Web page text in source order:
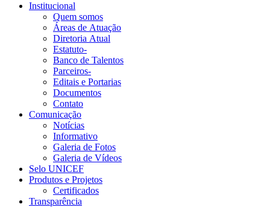
Institucional
Quem somos
Áreas de Atuação
Diretoria Atual
Estatuto-
Banco de Talentos
Parceiros-
Editais e Portarias
Documentos
Contato
Comunicação
Notícias
Informativo
Galeria de Fotos
Galeria de Vídeos
Selo UNICEF
Produtos e Projetos
Certificados
Transparência